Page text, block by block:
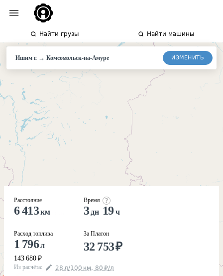
Найти грузы Найти машины
Ишим г. →Комсомольск-на-Амуре ИЗМЕНИТЬ
Расстояние
6 413км
Расход топлива
1 796л
143 680 ₽
Время
3 дн 19ч
За Платон
32 753₽
Из расчёта: 28 л/100 км, 80 ₽/л